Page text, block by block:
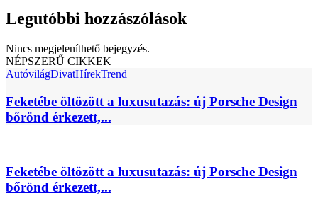
Legutóbbi hozzászólások
Nincs megjeleníthető bejegyzés.
NÉPSZERŰ CIKKEK
AutóvilágDivatHírekTrend
Feketébe öltözött a luxusutazás: új Porsche Design
bőrönd érkezett,...
Feketébe öltözött a luxusutazás: új Porsche Design
bőrönd érkezett,...